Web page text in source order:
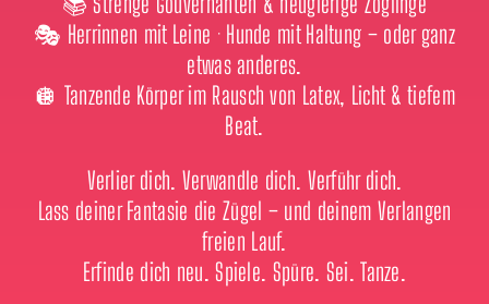
🎭 Herrinnen mit Leine · Hunde mit Haltung – oder ganz
etwas anderes.
🪩 Tanzende Körper im Rausch von Latex, Licht & tiefem
Beat.
Verlier dich. Verwandle dich. Verführ dich.
Lass deiner Fantasie die Zügel – und deinem Verlangen
freien Lauf.
Erfinde dich neu. Spiele. Spüre. Sei. Tanze.